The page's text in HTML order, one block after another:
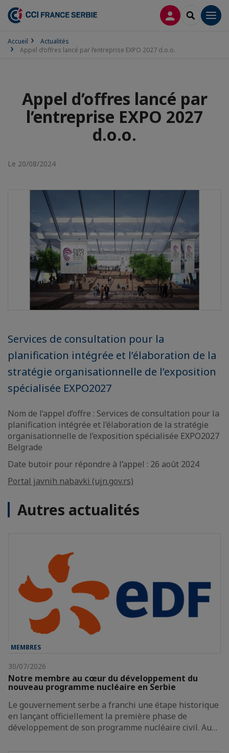
CONNEXION
Accueil
Actualités
Appel d’offres lancé par l’entreprise EXPO 2027 d.o.o.
Appel d’offres lancé par
l’entreprise EXPO 2027
d.o.o.
Le 20/08/2024
Services de consultation pour la
planification intégrée et l’élaboration de la
stratégie organisationnelle de l’exposition
spécialisée EXPO2027
Nom de l’appel d’offre : Services de consultation pour la
planification intégrée et l’élaboration de la stratégie
organisationnelle de l’exposition spécialisée EXPO2027
Belgrade
Date butoir pour répondre à l’appel : 26 août 2024
Portal javnih nabavki (ujn.gov.rs)
Autres actualités
MEMBRES
30/07/2026
Notre membre au cœur du développement du
nouveau programme nucléaire en Serbie
Le gouvernement serbe a franchi une étape historique
en lançant officiellement la première phase de
développement de son programme nucléaire civil. Au…